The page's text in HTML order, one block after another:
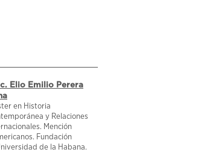
Elio Emilio Perera
en Historia
y Relaciones
Mención
Fundación
de la Habana.